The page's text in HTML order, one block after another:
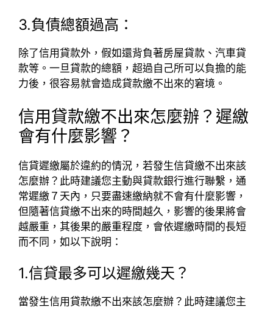
3.負債總額過高：
除了信用貸款外，假如還背負著房屋貸款、汽車貸
款等。一旦貸款的總額，超過自己所可以負擔的能
力後，很容易就會造成貸款繳不出來的窘境。
信用貸款繳不出來怎麼辦？遲繳
會有什麼影響？
信貸遲繳屬於違約的情況，若發生信貸繳不出來該
怎麼辦？此時建議您主動與貸款銀行進行聯繫，通
常遲繳７天內，只要盡速繳納就不會有什麼影響，
但隨著信貸繳不出來的時間越久，影響的後果將會
越嚴重，其後果的嚴重程度，會依遲繳時間的長短
而不同，如以下說明：
1.信貸最多可以遲繳幾天？
當發生信用貸款繳不出來該怎麼辦？此時建議您主